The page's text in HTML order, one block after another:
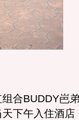
合BUDDY岜
下午入住酒店